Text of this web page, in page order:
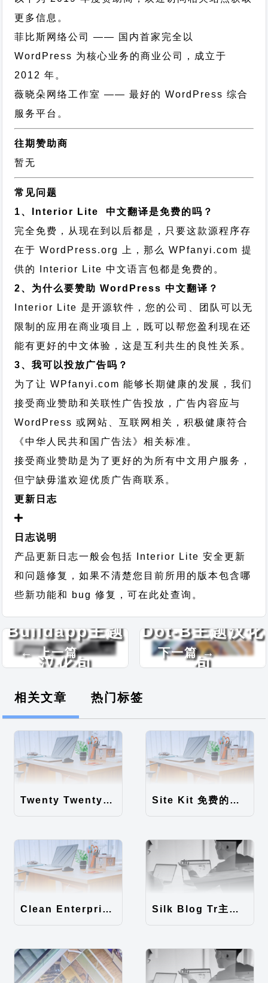
更多信息。
菲比斯网络公司
—— 国内首家完全以
WordPress 为核心业务的商业公司，成立于
2012 年。
薇晓朵网络工作室 —— 最好的 WordPress 综合
服务平台。
往期赞助商
暂无
常见问题
1、Interior Lite 中文翻译是免费的吗？
完全免费，从现在到以后都是，只要这款源程序存
在于 WordPress.org 上，那么 WPfanyi.com 提
供的 Interior Lite 中文语言包都是免费的。
2、为什么要赞助 WordPress 中文翻译？
Interior Lite 是开源软件，您的公司、团队可以无
限制的应用在商业项目上，既可以帮您盈利现在还
能有更好的中文体验，这是互利共生的良性关系。
3、我可以投放广告吗？
为了让 WPfanyi.com 能够长期健康的发展，我们
接受商业赞助和关联性广告投放，广告内容应与
WordPress 或网站、互联网相关，积极健康符合
《中华人民共和国广告法》相关标准。
接受商业赞助是为了更好的为所有中文用户服务，
但宁缺毋滥欢迎优质广告商联系。
更新日志
日志说明
产品更新日志一般会包括 Interior Lite 安全更新
和问题修复，如果不清楚您目前所用的版本包含哪
些新功能和 bug 修复，可在此处查询。
← 上一篇
Buildapp主题
汉化包
下一篇 →
Dot-B主题汉化
包
相关文章 热门标签
Twenty Twenty-Five 免费的WordPress内容主题 Site Kit 免费的WordPress数据统计插件
Clean Enterprise主题汉化包 Silk Blog Tr主题汉化包